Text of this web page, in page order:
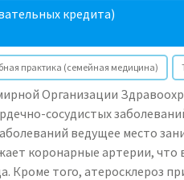
кредита)
практика (семейная медицина)
Организации
сосудистых
ведущее место
коронарные артерии, что
Кроме того, атеросклероз